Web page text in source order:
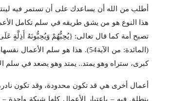
أطلب من الله أن يساعدك على أن تستمر فيه
هذا النوع هو من يشق طريقه في سلم تكامل
تصبح أمة كما قال تعالى: {يُحِبُّهُمْ وَيُحِبُّونَهُ أَذِلَّةٍ
(المائدة: من الآية54). هذا هو
كبرى، ستراه وهو يمتد.. يمتد وهو يصعد في سلم
أعمال أخرى هي قد تكون محدودة، وقد تكون
ينطلق فيه – باعتبار الأعمال كلها شبكة